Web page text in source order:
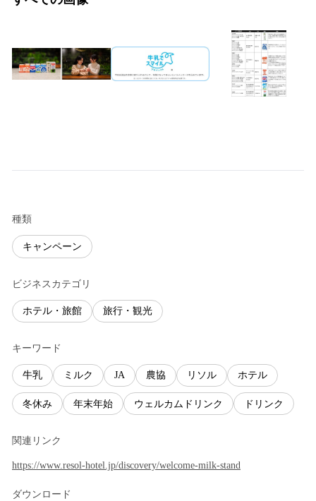
種類
キャンペーン
ビジネスカテゴリ
ホテル・旅館 旅行・観光
キーワード
牛乳 ミルク JA 農協 リソル ホテル
冬休み 年末年始 ウェルカムドリンク ドリンク
関連リンク
https://www.resol-hotel.jp/discovery/welcome-milk-stand
ダウンロード